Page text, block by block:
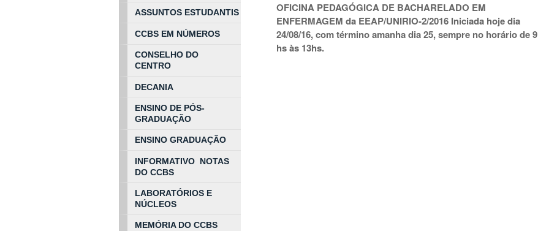
OFICINA PEDAGÓGICA DE BACHARELADO EM
ENFERMAGEM da EEAP/UNIRIO-2/2016 Iniciada hoje dia
24/08/16, com término amanha dia 25, sempre no horário de 9
hs às 13hs.
ASSUNTOS ESTUDANTIS
CCBS EM NÚMEROS
CONSELHO DO
CENTRO
DECANIA
ENSINO DE PÓS-
GRADUAÇÃO
ENSINO GRADUAÇÃO
INFORMATIVO NOTAS
DO CCBS
LABORATÓRIOS E
NÚCLEOS
MEMÓRIA DO CCBS